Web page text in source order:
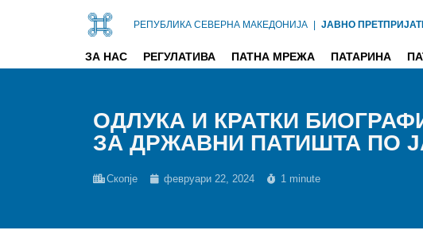
РЕПУБЛИКА СЕВЕРНА МАКЕДОНИЈА | ЈАВНО
ЗА НАС РЕГУЛАТИВА ПАТНА МРЕЖА ПАТАРИНА
ОДЛУКА И КРАТКИ
ЗА ДРЖАВНИ ПАТИШТА ПО
Скопје февруари 22, 2024 1 minute